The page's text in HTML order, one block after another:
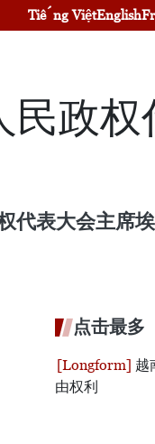
Tiếng ViệtEnglish
民政权
表大会主席埃
点击最多
越
由权利